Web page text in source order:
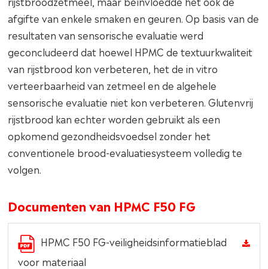
afgifte van enkele smaken en geuren. Op basis van de
resultaten van sensorische evaluatie werd
geconcludeerd dat hoewel HPMC de textuurkwaliteit
van rijstbrood kon verbeteren, het de in vitro
verteerbaarheid van zetmeel en de algehele
sensorische evaluatie niet kon verbeteren. Glutenvrij
rijstbrood kan echter worden gebruikt als een
opkomend gezondheidsvoedsel zonder het
conventionele brood-evaluatiesysteem volledig te
volgen.
Documenten van HPMC F50 FG
HPMC F50 FG-veiligheidsinformatieblad
voor materiaal